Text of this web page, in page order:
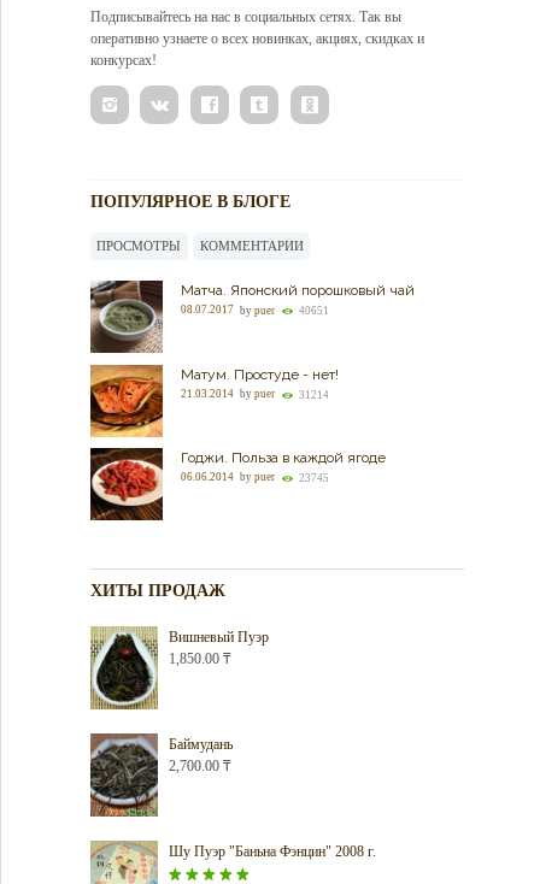
Подписывайтесь на нас в социальных сетях. Так вы
оперативно узнаете о всех новинках, акциях, скидках и
конкурсах!
ПОПУЛЯРНОЕ В БЛОГЕ
ПРОСМОТРЫ КОММЕНТАРИИ
Матча. Японский порошковый чай
08.07.2017 by puer 40651
Матум. Простуде - нет!
21.03.2014 by puer 31214
Годжи. Польза в каждой ягоде
06.06.2014 by puer 23745
ХИТЫ ПРОДАЖ
Вишневый Пуэр
1,850.00 ₸
Баймудань
2,700.00 ₸
Шу Пуэр "Баньна Фэнцин" 2008 г.